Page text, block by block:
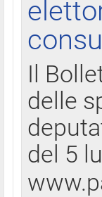
Il
delle
del 5